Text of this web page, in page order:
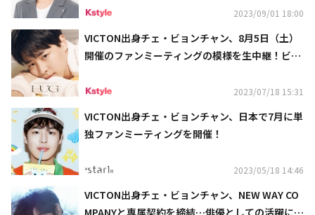
2023/09/01 18:00
VICTON出身チェ・ビョンチャン、8月5日（土）
開催のファンミーティングの模様を生中継！ビデ
2023/07/18 15:31
VICTON出身チェ・ビョンチャン、日本で7月に単
独ファンミーティングを開催！
2023/05/18 14:46
VICTON出身チェ・ビョンチャン、NEW WAY CO